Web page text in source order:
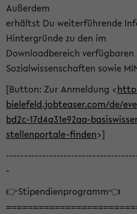
Außerdem
erhältst Du weiterführende
Hintergründe zu den im
Downloadbereich
Sozialwissenschaften sowie
[Button: Zur Anmeldung <
bielefeld.jobteaser.com/de/
bd2c-17d4a31e92aa-
stellenportale-finden>]
-
👉Stipendienprogramm👈